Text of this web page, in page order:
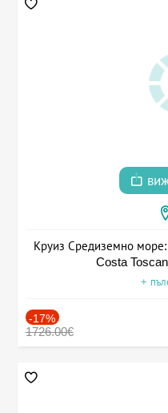
Круиз Средиземно
Costa
+
-17%
1726.00€